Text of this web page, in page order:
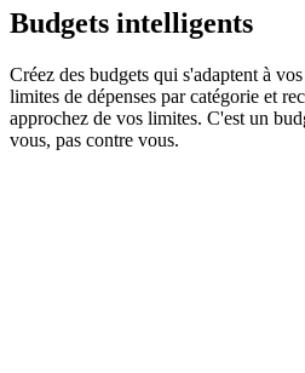
Budgets intelligents
Créez des budgets qui s'adaptent à
limites de dépenses par catégorie et
approchez de vos limites. C'est un
vous, pas contre vous.